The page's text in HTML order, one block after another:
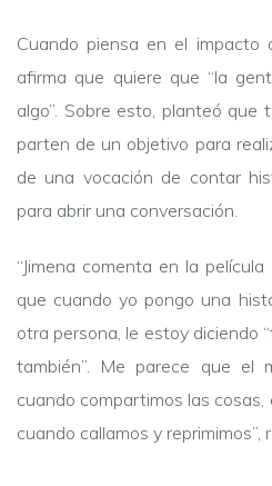
Cuando piensa en el impacto
afirma que quiere que “la
algo”. Sobre esto, planteó que
parten de un objetivo para
de una vocación de contar
para abrir una conversación.
“Jimena comenta en la
que cuando yo pongo una
otra persona, le estoy diciendo
también”. Me parece que el
cuando compartimos las
cuando callamos y reprimimos”,